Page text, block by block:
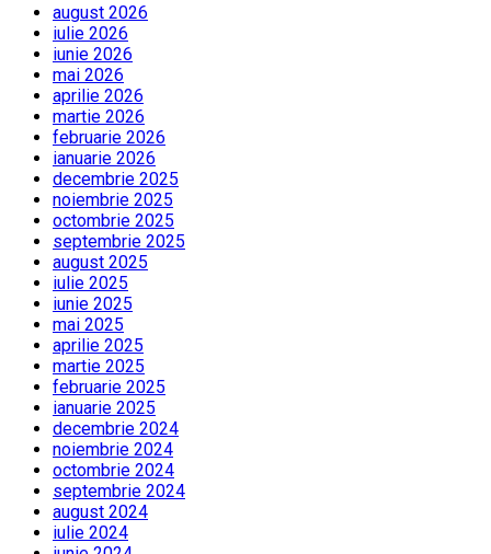
august 2026
iulie 2026
iunie 2026
mai 2026
aprilie 2026
martie 2026
februarie 2026
ianuarie 2026
decembrie 2025
noiembrie 2025
octombrie 2025
septembrie 2025
august 2025
iulie 2025
iunie 2025
mai 2025
aprilie 2025
martie 2025
februarie 2025
ianuarie 2025
decembrie 2024
noiembrie 2024
octombrie 2024
septembrie 2024
august 2024
iulie 2024